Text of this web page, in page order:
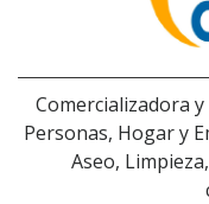
Comercializadora
Personas, Hogar y
Aseo,